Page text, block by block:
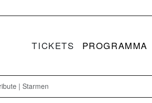
TICKETS PROGRAMMA
| Starmen